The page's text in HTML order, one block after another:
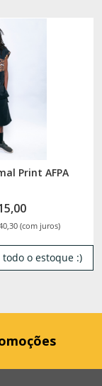
Print AFPA
(com juros)
o estoque :)